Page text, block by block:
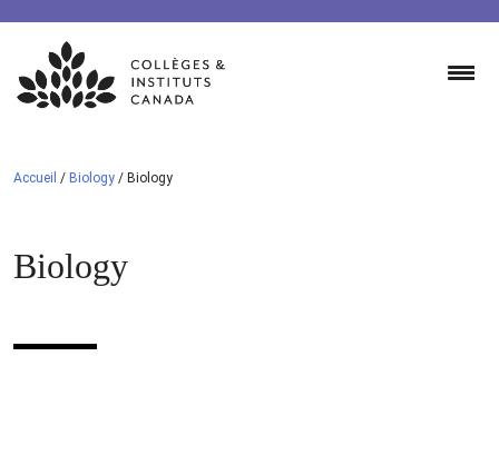
Skip
content
Accueil / Biology / Biology
Biology